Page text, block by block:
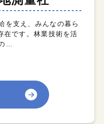
を支え、みんなの暮ら
在です。林業技術を活
…